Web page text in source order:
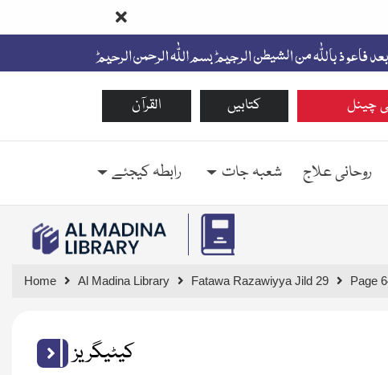
القرآن کتابیں چینل
روحانی علاج شعبہ جات رابطہ کیجئے
Home Al Madina Library Fatawa Razawiyya Jild 29 Page
کیٹیگریز